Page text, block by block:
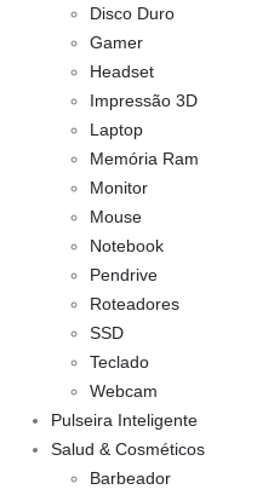
Disco Duro
Gamer
Headset
Impressão 3D
Laptop
Memória Ram
Monitor
Mouse
Notebook
Pendrive
Roteadores
SSD
Teclado
Webcam
Pulseira Inteligente
Salud & Cosméticos
Barbeador